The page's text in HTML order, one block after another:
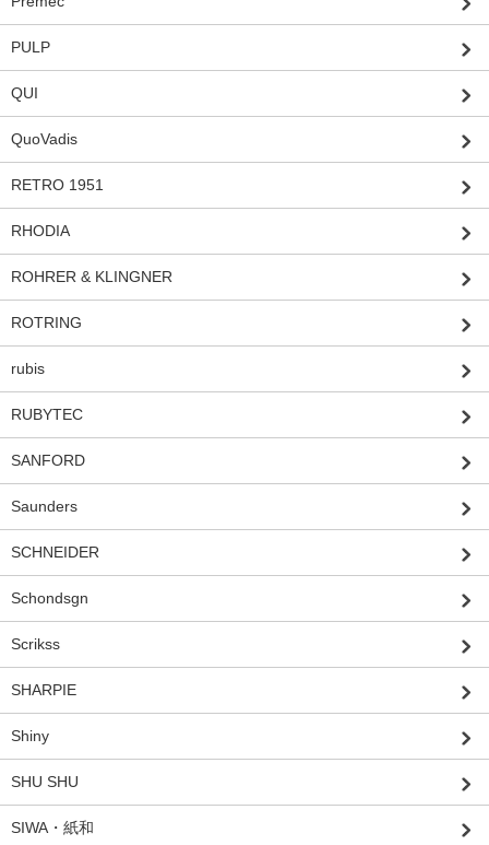
PULP
QUI
QuoVadis
RETRO 1951
RHODIA
ROHRER & KLINGNER
ROTRING
rubis
RUBYTEC
SANFORD
Saunders
SCHNEIDER
Schondsgn
Scrikss
SHARPIE
Shiny
SHU SHU
SIWA・紙和